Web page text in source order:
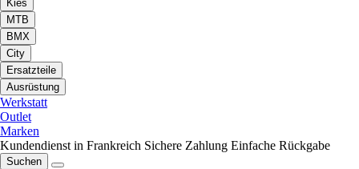
Kies
MTB
BMX
City
Ersatzteile
Ausrüstung
Werkstatt
Outlet
Marken
Kundendienst in Frankreich Sichere Zahlung Einfache Rückgabe
Suchen